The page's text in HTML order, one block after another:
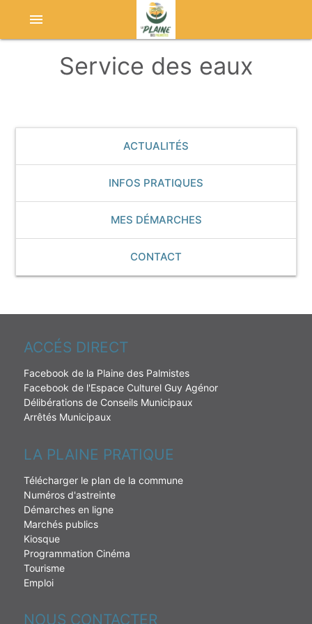
menu
Service des eaux
ACTUALITÉS
INFOS PRATIQUES
MES DÉMARCHES
CONTACT
ACCÉS DIRECT
Facebook de la Plaine des Palmistes
Facebook de l'Espace Culturel Guy Agénor
Délibérations de Conseils Municipaux
Arrêtés Municipaux
LA PLAINE PRATIQUE
Télécharger le plan de la commune
Numéros d'astreinte
Démarches en ligne
Marchés publics
Kiosque
Programmation Cinéma
Tourisme
Emploi
NOUS CONTACTER